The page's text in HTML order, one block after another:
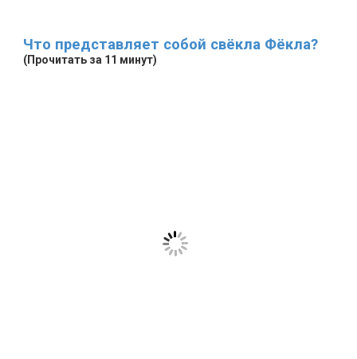
Что представляет собой свёкла Фёкла?
(Прочитать за 11 минут)